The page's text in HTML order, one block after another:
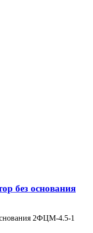
без основания
2ФЦМ-4.5-1